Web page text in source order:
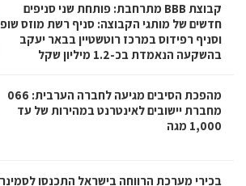
קבוצת BBB מתרחבת: פותחת שני סניפים
חדשים של מותגי הקבוצה: סניף רשת מוזס שופ
וסניף רפידוס במרכז רוטשטיין בבאר יעקב
בהשקעה הנאמדת בכ-1.2 מיליון שקל
מהפכת הסיבים מגיעה לחברה הערבית: 066
מחברת יישובים לאינטרנט במהירות של עד
1,000 מגה
בכירי מערכת הרווחה בישראל התכנסו לסמינר